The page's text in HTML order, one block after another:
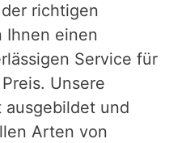
richtigen
Ihnen einen
Service für
Unsere
und
Arten von